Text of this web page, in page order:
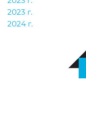
2023 г.
2024 г.